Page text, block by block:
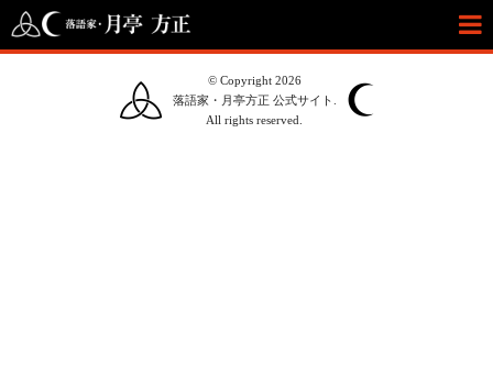
© Copyright 2026
落語家・月亭方正 公式サイト.
All rights reserved.